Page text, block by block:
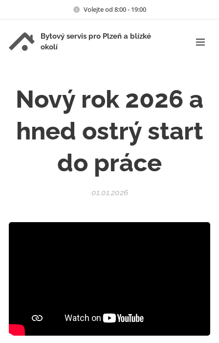
Volejte od 8:00 - 19:00
Bytový servis pro Plzeň a blízké
okolí
Nový rok 2026 a
hned ostrý start
do práce
01.01.2026